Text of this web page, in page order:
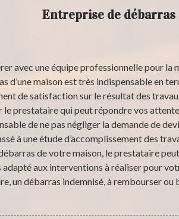
Entreprise de débarras
avec une équipe professionnelle pour la
d’une maison est très indispensable en
de satisfaction sur le résultat des
le prestataire qui peut répondre vos
de ne pas négliger la demande de
à une étude d’accomplissement des
de votre maison, le prestataire
aux interventions à réaliser pour
un débarras indemnisé, à rembourser ou